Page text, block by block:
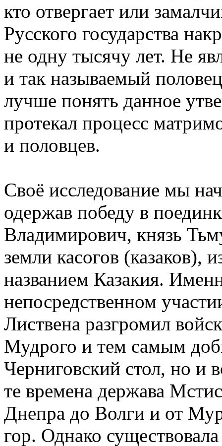
кто отвергает или
Русского государства
не одну тысячу лет. Не
и так называемый
лучше понять данное
протекал процесс
и половцев.
Своё исследование мы
одержав победу в
Владимирович, князь
земли касогов (казаков),
названием Казакия.
непосредственном
Листвена разгромил
Мудрого и тем самым
Черниговский стол, но и
те времена держава
Днепра до Волги и от
гор. Однако